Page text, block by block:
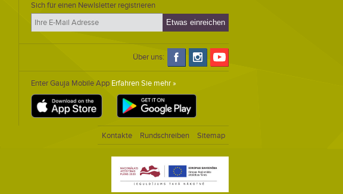
Sich für einen Newlsletter registrieren
Über uns:
Enter Gauja Mobile App Erfahren Sie mehr »
Kontakte Rundschreiben Sitemap